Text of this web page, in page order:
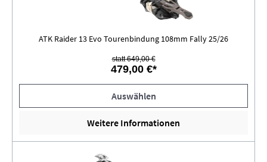
ATK Raider 13 Evo Tourenbindung 108mm Fally 25/26
statt 649,00 €
479,00 €*
Auswählen
Weitere Informationen